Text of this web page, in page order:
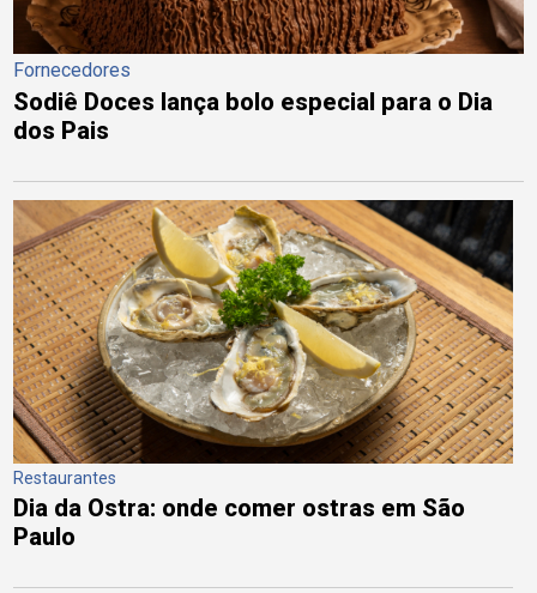
Fornecedores
Sodiê Doces lança bolo especial para o Dia
dos Pais
Restaurantes
Dia da Ostra: onde comer ostras em São
Paulo